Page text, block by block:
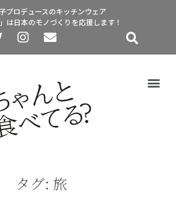
プロデュースのキッチンウェア
」は日本のモノづくりを応援します！
タグ: 旅